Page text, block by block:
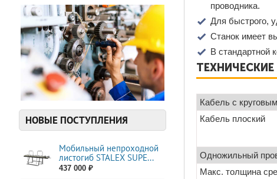
НОВЫЕ ПОСТУПЛЕНИЯ
Мобильный непроходной
листогиб STALEX SUPE...
437 000 ₽
проводника.
Для быстрого,
Станок имеет
В стандартной
Кабель с
Кабель плоский
Одножильный
Макс. толщина